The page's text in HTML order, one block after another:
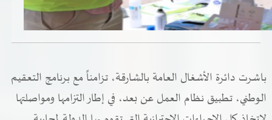
خدمات الدائرة
خدمات الأفراد
خدمات الشركات
باشرت دائرة الأشغال العامة بالشارقة، تزامناً مع برنامج التعقيم
الوطني، تطبيق نظام العمل عن بعد، في إطار التزامها ومواصلتها